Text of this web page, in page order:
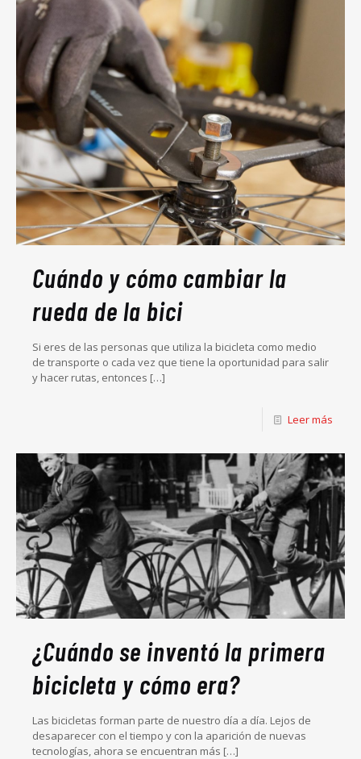
Cuándo y cómo cambiar la
rueda de la bici
Si eres de las personas que utiliza la bicicleta como medio
de transporte o cada vez que tiene la oportunidad para salir
y hacer rutas, entonces […]
Leer más
¿Cuándo se inventó la primera
bicicleta y cómo era?
Las bicicletas forman parte de nuestro día a día. Lejos de
desaparecer con el tiempo y con la aparición de nuevas
tecnologías, ahora se encuentran más […]